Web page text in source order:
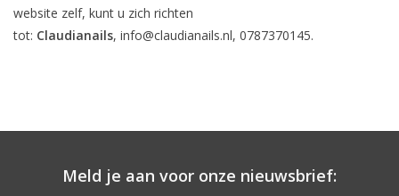
website zelf, kunt u zich richten
tot: Claudianails, info@claudianails.nl, 0787370145.
Meld je aan voor onze nieuwsbrief: